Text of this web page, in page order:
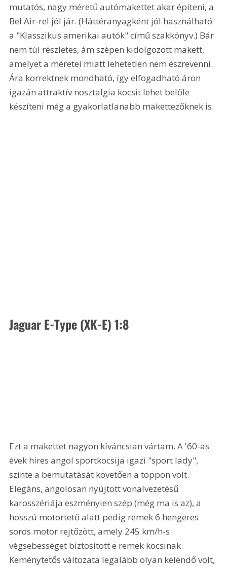
mutatós, nagy méretű autómakettet akar építeni, a
Bel Air-rel jól jár. (Háttéranyagként jól használható
a "Klasszikus amerikai autók" című szakkönyv.) Bár
nem túl részletes, ám szépen kidolgozott makett,
amelyet a méretei miatt lehetetlen nem észrevenni.
Ára korrektnek mondható, így elfogadható áron
igazán attraktív nosztalgia kocsit lehet belőle
készíteni még a gyakorlatlanabb makettezőknek is.
Jaguar E-Type (XK-E) 1:8
Ezt a makettet nagyon kíváncsian vártam. A '60-as
évek híres angol sportkocsija igazi "sport lady",
szinte a bemutatását követően a toppon volt.
Elegáns, angolosan nyújtott vonalvezetésű
karosszériája eszményien szép (még ma is az), a
hosszú motortető alatt pedig remek 6 hengeres
soros motor rejtőzött, amely 245 km/h-s
végsebességet biztosított e remek kocsinak.
Keménytetős változata legalább olyan kelendő volt,